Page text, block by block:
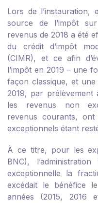
Lors de l’instauration,
source de l’impôt
revenus de 2018 a été
du crédit d’impôt
(CIMR), et ce afin
l’impôt en 2019 – une
façon classique, et
2019, par prélèvement
les revenus non
revenus courants,
exceptionnels étant
À ce titre, pour les
BNC),
exceptionnelle la
excédait le bénéfice
années (2015, 2016